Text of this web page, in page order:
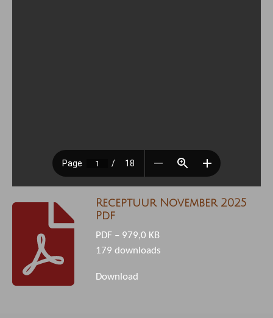
Receptuur November 2025
Pdf
PDF – 979,0 KB
179 downloads
Download